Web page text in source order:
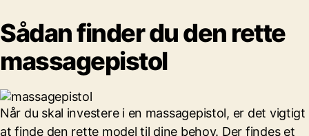
Sådan finder du den rette
massagepistol
Når du skal investere i en massagepistol, er det vigtigt
at finde den rette model til dine behov. Der findes et